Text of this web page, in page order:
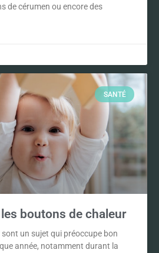
de cérumen ou encore des
SANTÉ
boutons de chaleur
un sujet qui préoccupe bon
année, notamment durant la